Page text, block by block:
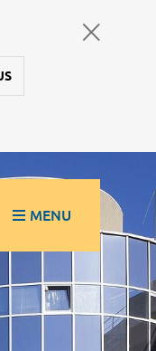
MENU